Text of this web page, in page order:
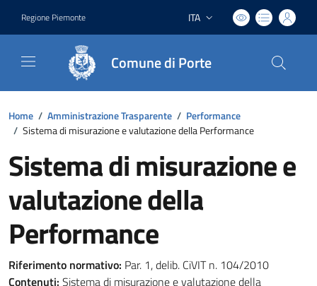
Regione Piemonte Lingua attiva:
ITA
Comune di Porte
Home / Amministrazione Trasparente / Performance
/ Sistema di misurazione e valutazione della Performance
Sistema di misurazione e
valutazione della
Performance
Riferimento normativo: Par. 1, delib. CiVIT n. 104/2010
Contenuti: Sistema di misurazione e valutazione della